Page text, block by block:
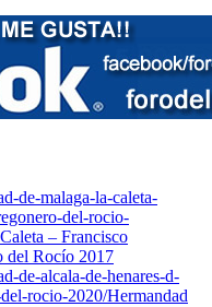
de-malaga-la-caleta-
del-rocio-
– Francisco
del Rocío 2017
de-alcala-de-henares-d-
rocio-2020/Hermandad